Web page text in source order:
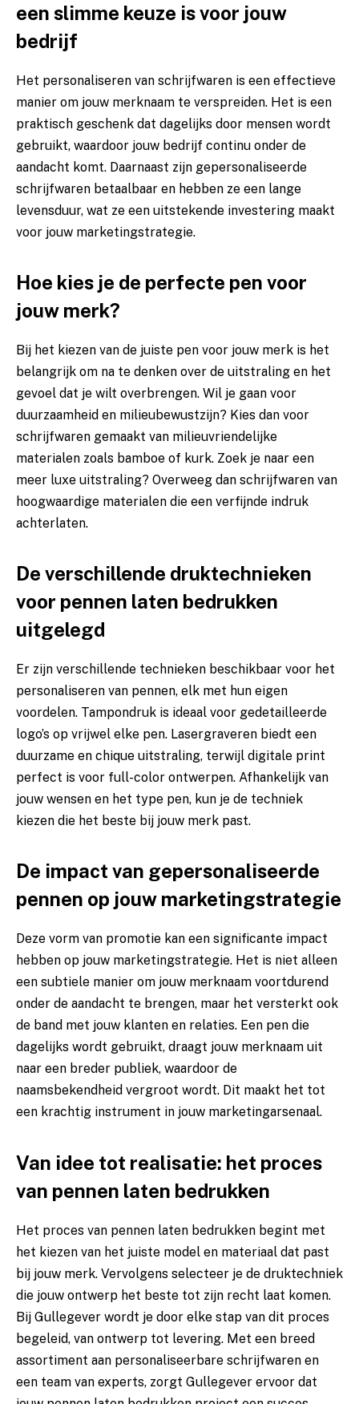
een slimme keuze is voor jouw
bedrijf
Het personaliseren van schrijfwaren is een effectieve
manier om jouw merknaam te verspreiden. Het is een
praktisch geschenk dat dagelijks door mensen wordt
gebruikt, waardoor jouw bedrijf continu onder de
aandacht komt. Daarnaast zijn gepersonaliseerde
schrijfwaren betaalbaar en hebben ze een lange
levensduur, wat ze een uitstekende investering maakt
voor jouw marketingstrategie.
Hoe kies je de perfecte pen voor
jouw merk?
Bij het kiezen van de juiste pen voor jouw merk is het
belangrijk om na te denken over de uitstraling en het
gevoel dat je wilt overbrengen. Wil je gaan voor
duurzaamheid en milieubewustzijn? Kies dan voor
schrijfwaren gemaakt van milieuvriendelijke
materialen zoals bamboe of kurk. Zoek je naar een
meer luxe uitstraling? Overweeg dan schrijfwaren van
hoogwaardige materialen die een verfijnde indruk
achterlaten.
De verschillende druktechnieken
voor pennen laten bedrukken
uitgelegd
Er zijn verschillende technieken beschikbaar voor het
personaliseren van pennen, elk met hun eigen
voordelen. Tampondruk is ideaal voor gedetailleerde
logo’s op vrijwel elke pen. Lasergraveren biedt een
duurzame en chique uitstraling, terwijl digitale print
perfect is voor full-color ontwerpen. Afhankelijk van
jouw wensen en het type pen, kun je de techniek
kiezen die het beste bij jouw merk past.
De impact van gepersonaliseerde
pennen op jouw marketingstrategie
Deze vorm van promotie kan een significante impact
hebben op jouw marketingstrategie. Het is niet alleen
een subtiele manier om jouw merknaam voortdurend
onder de aandacht te brengen, maar het versterkt ook
de band met jouw klanten en relaties. Een pen die
dagelijks wordt gebruikt, draagt jouw merknaam uit
naar een breder publiek, waardoor de
naamsbekendheid vergroot wordt. Dit maakt het tot
een krachtig instrument in jouw marketingarsenaal.
Van idee tot realisatie: het proces
van pennen laten bedrukken
Het proces van pennen laten bedrukken begint met
het kiezen van het juiste model en materiaal dat past
bij jouw merk. Vervolgens selecteer je de druktechniek
die jouw ontwerp het beste tot zijn recht laat komen.
Bij Gullegever wordt je door elke stap van dit proces
begeleid, van ontwerp tot levering. Met een breed
assortiment aan personaliseerbare schrijfwaren en
een team van experts, zorgt Gullegever ervoor dat